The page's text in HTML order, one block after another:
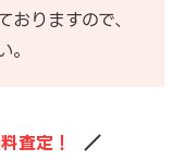
りますので、
。
査定！